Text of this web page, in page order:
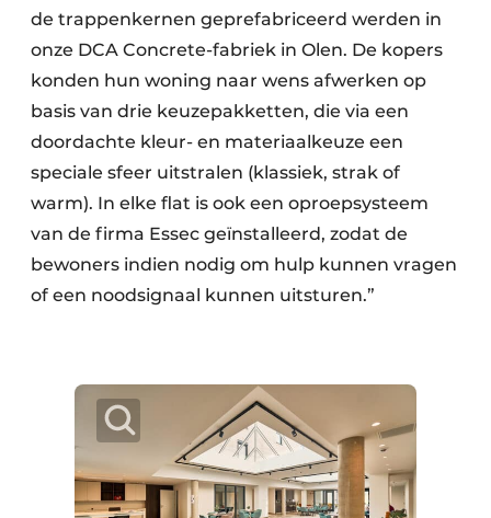
de trappenkernen geprefabriceerd werden in
onze DCA Concrete-fabriek in Olen. De kopers
konden hun woning naar wens afwerken op
basis van drie keuzepakketten, die via een
doordachte kleur- en materiaalkeuze een
speciale sfeer uitstralen (klassiek, strak of
warm). In elke flat is ook een oproepsysteem
van de firma Essec geïnstalleerd, zodat de
bewoners indien nodig om hulp kunnen vragen
of een noodsignaal kunnen uitsturen.”